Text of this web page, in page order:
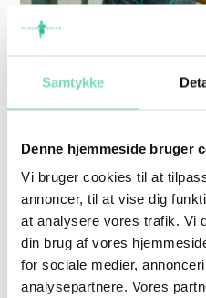
Samtykke
Denne hjemmeside bruger
Vi bruger cookies til at
annoncer, til at vise dig
at analysere vores trafik. Vi
din brug af vores
for sociale medier,
analysepartnere. Vores
OVERTRÆNING OG
Blog Fitnessmentor
OG
trænere ved, at der
træningsprogram, der
anden form for
klienter heldigvis